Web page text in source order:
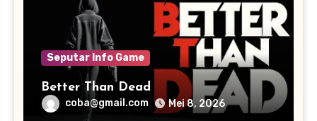
Seputar Info Game
Better Than Dead
coba@gmail.com Mei 8, 2026